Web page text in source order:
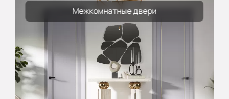
Межкомнатные двери